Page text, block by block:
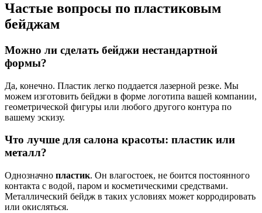
Частые вопросы по пластиковым
бейджам
Можно ли сделать бейджи нестандартной
формы?
Да, конечно. Пластик легко поддается лазерной резке. Мы
можем изготовить бейджи в форме логотипа вашей компании,
геометрической фигуры или любого другого контура по
вашему эскизу.
Что лучше для салона красоты: пластик или
металл?
Однозначно пластик. Он влагостоек, не боится постоянного
контакта с водой, паром и косметическими средствами.
Металлический бейдж в таких условиях может корродировать
или окисляться.